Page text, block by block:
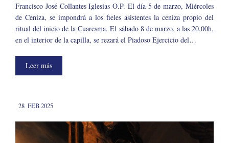
Francisco José Collantes Iglesias O.P. El día 5 de marzo, Miércoles
de Ceniza, se impondrá a los fieles asistentes la ceniza propio del
ritual del inicio de la Cuaresma. El sábado 8 de marzo, a las 20,00h,
en el interior de la capilla, se rezará el Piadoso Ejercicio del…
Leer más
28 FEB 2025